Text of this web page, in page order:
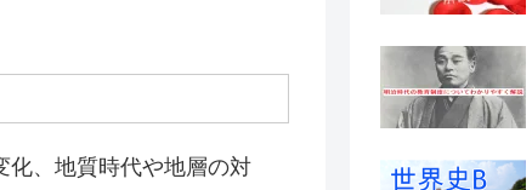
、地質時代や地層の対